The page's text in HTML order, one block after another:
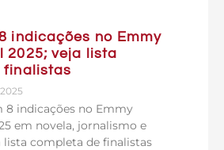
indicações no Emmy
2025; veja lista
finalistas
8 indicações no Emmy
em novela, jornalismo e
lista completa de finalistas